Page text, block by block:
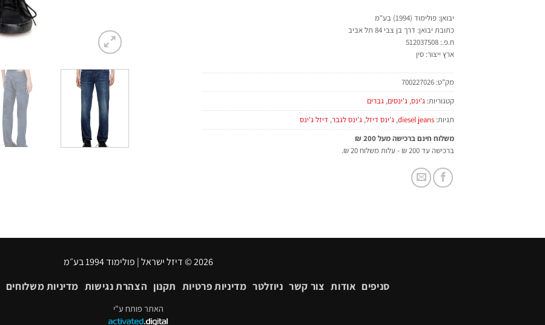
יבואן: פולימוד (1994) בע"מ
כתובת יבואן: דרך בן צבי 84 תל אביב
ח.פ.: 512037508
ארץ ייצור: סין
מק"ט: 700227026
קטגוריות: ג'ינס, ג'ינסים, גברים
תגיות: diesel jeans
, ג'ינס דיזל, ג'ינס לגבר, דיזל ג'ינס
משלוח חינם ברכישה מעל 200 ₪
ברכישה עד 200 ₪ - עלות משלוח 20 ₪.
2026 © דיזל ישראל | פולימוד 1994 בע״מ
סניפים אודות צור קשר ניוזלטר מדיניות פרטיות תקנון הצהרת נגישות מדיניות משלוחים
האתר פותח ע"י